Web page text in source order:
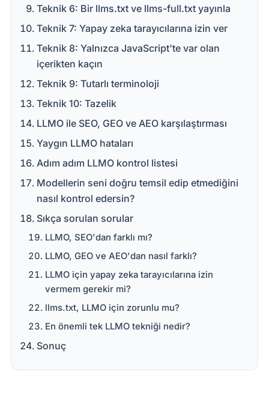
Teknik 6: Bir llms.txt ve llms-full.txt yayınla
Teknik 7: Yapay zeka tarayıcılarına izin ver
Teknik 8: Yalnızca JavaScript'te var olan
içerikten kaçın
Teknik 9: Tutarlı terminoloji
Teknik 10: Tazelik
LLMO ile SEO, GEO ve AEO karşılaştırması
Yaygın LLMO hataları
Adım adım LLMO kontrol listesi
Modellerin seni doğru temsil edip etmediğini
nasıl kontrol edersin?
Sıkça sorulan sorular
LLMO, SEO'dan farklı mı?
LLMO, GEO ve AEO'dan nasıl farklı?
LLMO için yapay zeka tarayıcılarına izin
vermem gerekir mi?
llms.txt, LLMO için zorunlu mu?
En önemli tek LLMO tekniği nedir?
Sonuç